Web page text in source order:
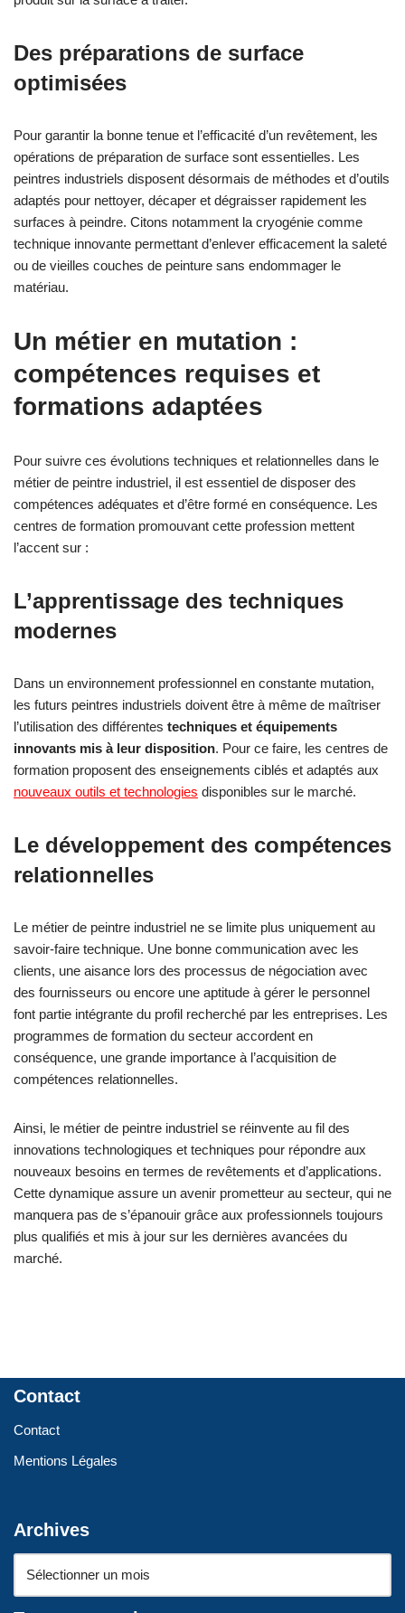
Des préparations de surface
optimisées
Pour garantir la bonne tenue et l’efficacité d’un revêtement, les
opérations de préparation de surface sont essentielles. Les
peintres industriels disposent désormais de méthodes et d’outils
adaptés pour nettoyer, décaper et dégraisser rapidement les
surfaces à peindre. Citons notamment la cryogénie comme
technique innovante permettant d’enlever efficacement la saleté
ou de vieilles couches de peinture sans endommager le
matériau.
Un métier en mutation :
compétences requises et
formations adaptées
Pour suivre ces évolutions techniques et relationnelles dans le
métier de peintre industriel, il est essentiel de disposer des
compétences adéquates et d’être formé en conséquence. Les
centres de formation promouvant cette profession mettent
l’accent sur :
L’apprentissage des techniques
modernes
Dans un environnement professionnel en constante mutation,
les futurs peintres industriels doivent être à même de maîtriser
l’utilisation des différentes techniques et équipements
innovants mis à leur disposition. Pour ce faire, les centres de
formation proposent des enseignements ciblés et adaptés aux
nouveaux outils et technologies disponibles sur le marché.
Le développement des compétences
relationnelles
Le métier de peintre industriel ne se limite plus uniquement au
savoir-faire technique. Une bonne communication avec les
clients, une aisance lors des processus de négociation avec
des fournisseurs ou encore une aptitude à gérer le personnel
font partie intégrante du profil recherché par les entreprises. Les
programmes de formation du secteur accordent en
conséquence, une grande importance à l’acquisition de
compétences relationnelles.
Ainsi, le métier de peintre industriel se réinvente au fil des
innovations technologiques et techniques pour répondre aux
nouveaux besoins en termes de revêtements et d’applications.
Cette dynamique assure un avenir prometteur au secteur, qui ne
manquera pas de s’épanouir grâce aux professionnels toujours
plus qualifiés et mis à jour sur les dernières avancées du
marché.
Contact
Contact
Mentions Légales
Archives